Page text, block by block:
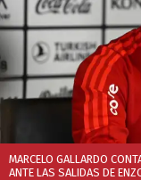
MARCELO GALLARDO
ANTE LAS SALIDAS DE